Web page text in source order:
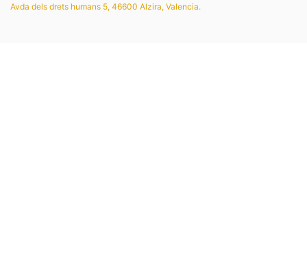
Avda dels drets humans 5, 46600 Alzira, Valencia.